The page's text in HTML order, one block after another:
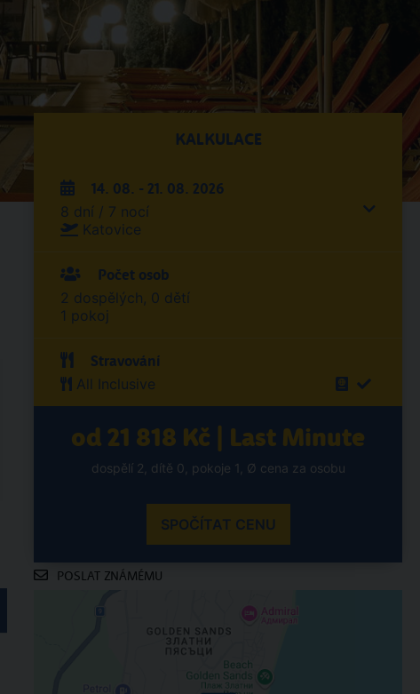
KALKULACE
14. 08. - 21. 08. 2026
8 dní / 7 nocí
Katovice
Počet osob
2 dospělých, 0 dětí
1 pokoj
Stravování
All Inclusive
od 21 818 Kč | Last Minute
dospělí 2, dítě 0, pokoje 1, Ø cena za osobu
SPOČÍTAT CENU
POSLAT ZNÁMÉMU